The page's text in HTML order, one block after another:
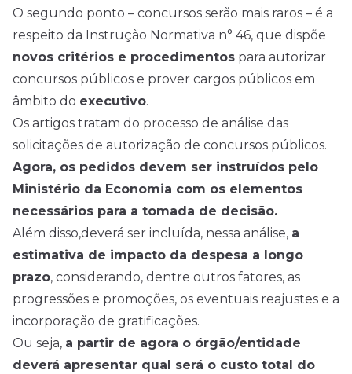
O segundo ponto – concursos serão mais raros – é a
respeito da Instrução Normativa n° 46, que dispõe
novos critérios e procedimentos para autorizar
concursos públicos e prover cargos públicos em
âmbito do executivo.
Os artigos tratam do processo de análise das
solicitações de autorização de concursos públicos.
Agora, os pedidos devem ser instruídos pelo
Ministério da Economia com os elementos
necessários para a tomada de decisão.
Além disso,deverá ser incluída, nessa análise, a
estimativa de impacto da despesa a longo
prazo, considerando, dentre outros fatores, as
progressões e promoções, os eventuais reajustes e a
incorporação de gratificações.
Ou seja, a partir de agora o órgão/entidade
deverá apresentar qual será o custo total do